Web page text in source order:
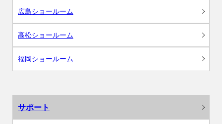
広島ショールーム
高松ショールーム
福岡ショールーム
サポート